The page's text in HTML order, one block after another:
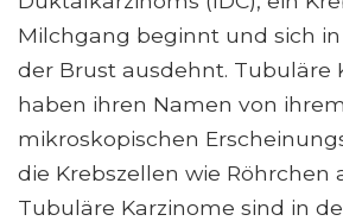
Milchgang beginnt und sich
der Brust ausdehnt. Tubuläre
haben ihren Namen von ihrem
mikroskopischen
die Krebszellen wie Röhrchen
Tubuläre Karzinome sind in